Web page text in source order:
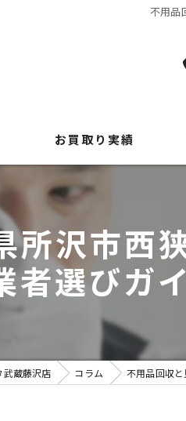
不用品
お買取り実績
沢市西
者選びガ
武蔵藤沢店 コラム 不用品回収